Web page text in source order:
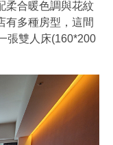
柔合暖色調與花紋
有多種房型，這間
張雙人床(160*200